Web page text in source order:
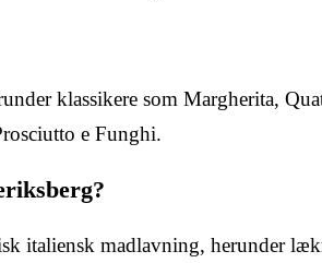
klassikere som Margherita,
e Funghi.
italiensk madlavning, herunder